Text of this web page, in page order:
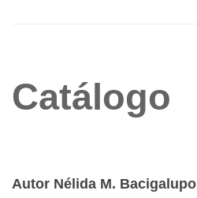
Catálogo
Autor Nélida M. Bacigalupo